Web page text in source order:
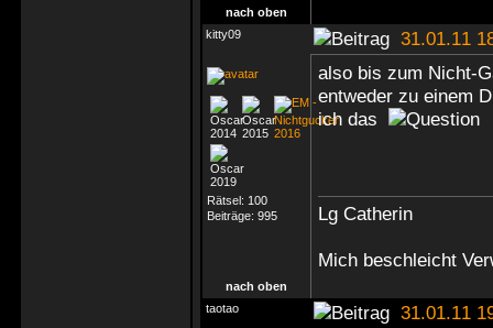
nach oben
kitty09
31.01.11
Rätsel: 100
Beiträge: 995
also bis zum Nicht-
entweder zu einem
ich das
Lg Catherin
Mich beschleicht
nach oben
taotao
31.01.11